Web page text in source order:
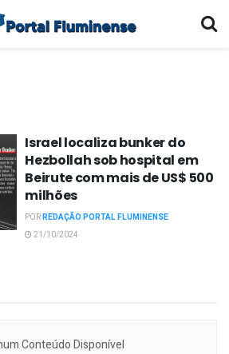
Israel localiza bunker do
Hezbollah sob hospital em
Beirute com mais de US$ 500
milhões
PORREDAÇÃO PORTAL FLUMINENSE
21/10/2024
Conteúdo Disponível